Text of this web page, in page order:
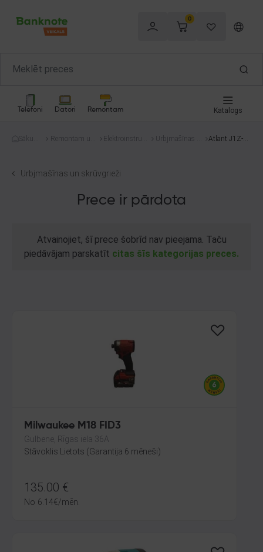
0
Telefoni Datori Remontam Katalogs
Sākum
Remontam un
Elektroinstrum
Urbjmašīnas u
Atlant J1Z-1
Urbjmašīnas un skrūvgrieži
Prece ir pārdota
Atvainojiet, šī prece šobrīd nav pieejama. Taču
piedāvājam parskatīt citas šīs kategorijas preces.
Milwaukee M18 FID3
Gulbene, Rīgas iela 36A
Stāvoklis Lietots (Garantija 6 mēneši)
135.00 €
No 6.14€/mēn.